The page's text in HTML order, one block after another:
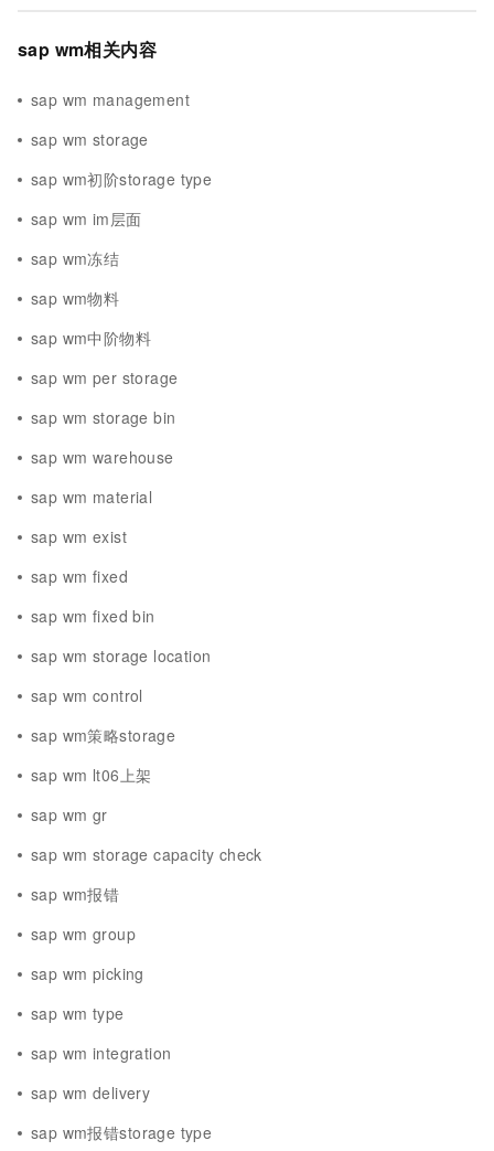
sap wm相关内容
sap wm management
sap wm storage
sap wm初阶storage type
sap wm im层面
sap wm冻结
sap wm物料
sap wm中阶物料
sap wm per storage
sap wm storage bin
sap wm warehouse
sap wm material
sap wm exist
sap wm fixed
sap wm fixed bin
sap wm storage location
sap wm control
sap wm策略storage
sap wm lt06上架
sap wm gr
sap wm storage capacity check
sap wm报错
sap wm group
sap wm picking
sap wm type
sap wm integration
sap wm delivery
sap wm报错storage type